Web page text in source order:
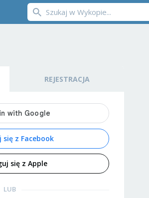
REJESTRACJA
się z Facebook
się z Apple
LUB